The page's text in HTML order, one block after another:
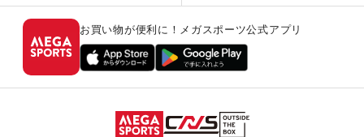
お買い物が便利に！メガスポーツ公式アプリ